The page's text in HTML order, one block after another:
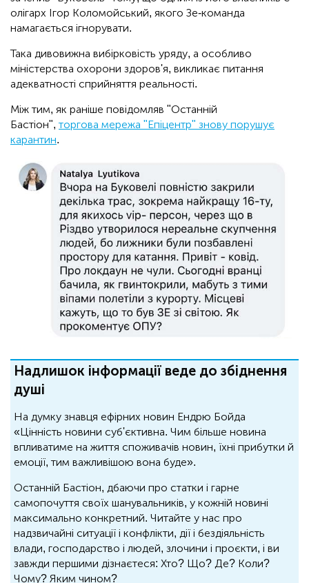
олігарх Ігор Коломойський, якого Зе-команда
намагається ігнорувати.
Така дивовижна вибірковість уряду, а особливо
міністерства охорони здоров'я, викликає питання
адекватності сприйняття реальності.
Між тим, як раніше повідомляв "Останній
Бастіон", торгова мережа "Епіцентр" знову порушує
карантин.
Надлишок інформації веде до збіднення
душі
На думку знавця ефірних новин Ендрю Бойда
«Цінність новини суб'єктивна. Чим більше новина
впливатиме на життя споживачів новин, їхні прибутки й
емоції, тим важливішою вона буде».
Останній Бастіон, дбаючи про статки і гарне
самопочуття своїх шанувальників, у кожній новині
максимально конкретний. Читайте у нас про
надзвичайні ситуації і конфлікти, дії і бездіяльність
влади, господарство і людей, злочини і проєкти, і ви
завжди першими дізнаєтеся: Хто? Що? Де? Коли?
Чому? Яким чином?